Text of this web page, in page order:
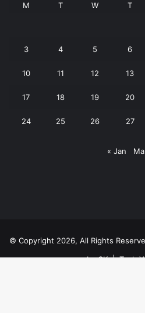
M T W T
3 4 5 6
10 11 12 13
17 18 19 20
24 25 26 27
« Jan
© Copyright 2026, All Rights
by CK|Tech